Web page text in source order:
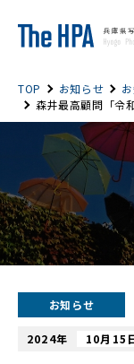
TOP お知らせ
森井最高顧問「令
お知らせ
2024年 10月15